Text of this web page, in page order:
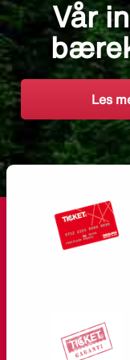
Vår
Les